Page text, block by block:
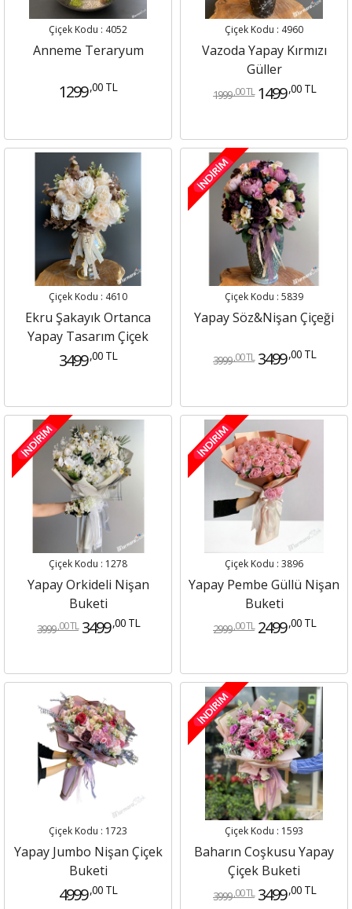
Çiçek Kodu : 4052
Anneme Teraryum
1299 ,00 TL
Çiçek Kodu : 4960
Vazoda Yapay Kırmızı
Güller
1999 ,00 TL 1499 ,00 TL
Çiçek Kodu : 4610
Ekru Şakayık Ortanca
Yapay Tasarım Çiçek
3499 ,00 TL
Çiçek Kodu : 5839
Yapay Söz&Nişan Çiçeği
3999 ,00 TL 3499 ,00 TL
Çiçek Kodu : 1278
Yapay Orkideli Nişan
Buketi
3999 ,00 TL 3499 ,00 TL
Çiçek Kodu : 3896
Yapay Pembe Güllü Nişan
Buketi
2999 ,00 TL 2499 ,00 TL
Çiçek Kodu : 1723
Yapay Jumbo Nişan Çiçek
Buketi
4999 ,00 TL
Çiçek Kodu : 1593
Baharın Coşkusu Yapay
Çiçek Buketi
3999 ,00 TL 3499 ,00 TL